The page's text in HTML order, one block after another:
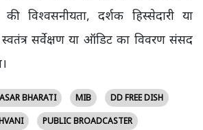
की विश्वसनीयता, दर्शक हिस्सेदारी या
सर्वेक्षण या ऑडिट का विवरण संसद
BHARATI MIB
DD FREE DISH
PUBLIC BROADCASTER